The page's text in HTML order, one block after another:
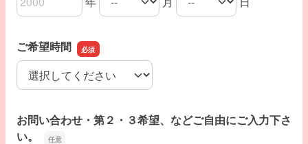
ご予約希望日の年
ご予約希望日の月
ご予約希望日の日
ご希望時間
ご希望時間
お問い合わせ・第２・３希望、などご自由にご入力下さ
い。